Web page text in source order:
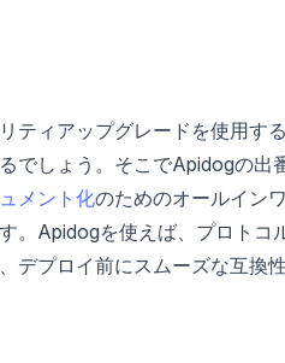
ティアップグレードを使用す
でしょう。そこでApidogの出
メント化のためのオールイン
。Apidogを使えば、プロトコ
デプロイ前にスムーズな互換